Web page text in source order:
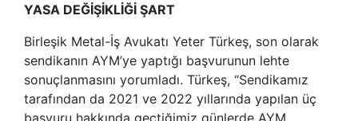
YASA DEĞİŞİKLİĞİ ŞART
Birleşik Metal-İş Avukatı Yeter Türkeş, son olarak
sendikanın AYM’ye yaptığı başvurunun lehte
sonuçlanmasını yorumladı. Türkeş, “Sendikamız
tarafından da 2021 ve 2022 yıllarında yapılan üç
başvuru hakkında geçtiğimiz günlerde AYM